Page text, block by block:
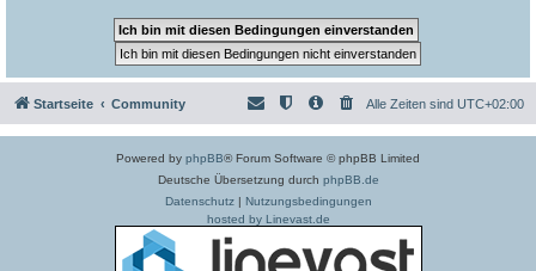
Startseite Community Alle Zeiten sind UTC+02:00
Powered by phpBB® Forum Software © phpBB Limited
Deutsche Übersetzung durch phpBB.de
Datenschutz| Nutzungsbedingungen
hosted by Linevast.de